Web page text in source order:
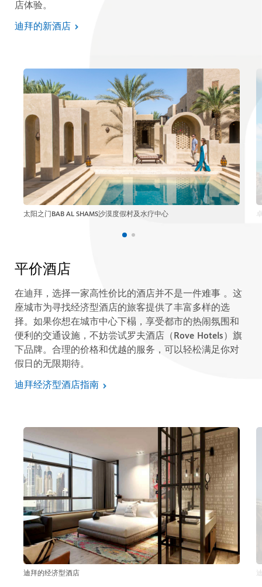
店体验。
迪拜的新酒店
太阳之门BAB AL SHAMS沙漠度假村及水疗中心
平价酒店
在迪拜，选择一家高性价比的酒店并不是一件难事 。这
座城市为寻找经济型酒店的旅客提供了丰富多样的选
择。如果你想在城市中心下榻，享受都市的热闹氛围和
便利的交通设施，不妨尝试罗夫酒店（Rove Hotels）旗
下品牌。合理的价格和优越的服务，可以轻松满足你对
假日的无限期待。
迪拜经济型酒店指南
迪拜的经济型酒店